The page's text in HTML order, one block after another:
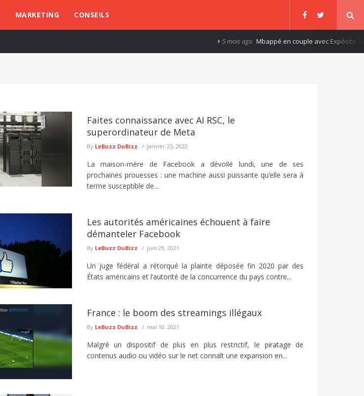
MARKETING CONSEILS
5 mois ago Mbappé en couple avec Expósito ?
Faites connaissance avec AI RSC, le
superordinateur de Meta
By LeBuzz DuBizz janvier 25, 2022
La maison-mère de Facebook a dévoilé lundi, une de ses
prochaines prouesses : une machine aussi puissante qu’elle sera à
terme susceptible de...
Les autorités américaines échouent à faire
démanteler Facebook
By LeBuzz DuBizz juin 29, 2021
Un juge fédéral a rétorqué la plainte déposée fin 2020 par des
États américains et l’autorité de la concurrence du pays contre...
France : le boom des streamings illégaux
By LeBuzz DuBizz mai 10, 2021
Malgré un dispositif de plus en plus restrictif, le piratage de
contenus audio ou vidéo sur le net connaît une expansion en...